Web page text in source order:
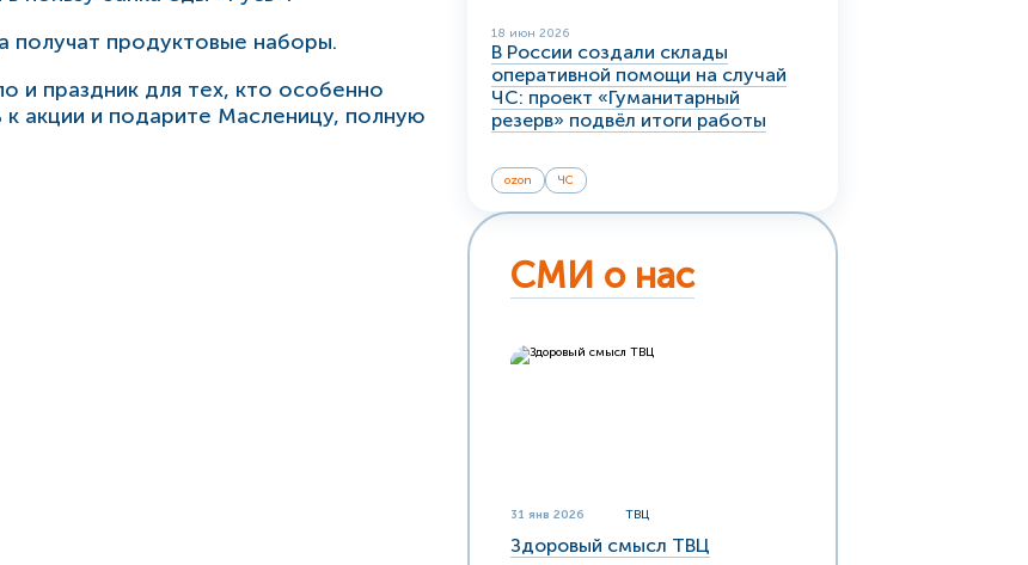
продуктовые наборы.
и праздник для тех, кто особенно
акции и подарите Масленицу, полную
18 июн 2026
В России создали склады
оперативной помощи на случай
ЧС: проект «Гуманитарный
резерв» подвёл итоги работы
ozon ЧС
СМИ о нас
31 янв 2026 ТВЦ
Здоровый смысл ТВЦ